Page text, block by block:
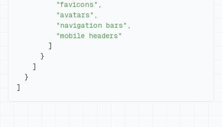
"favicons" ,
"avatars" ,
"navigation bars" ,
"mobile headers"
]
}
]
}
]